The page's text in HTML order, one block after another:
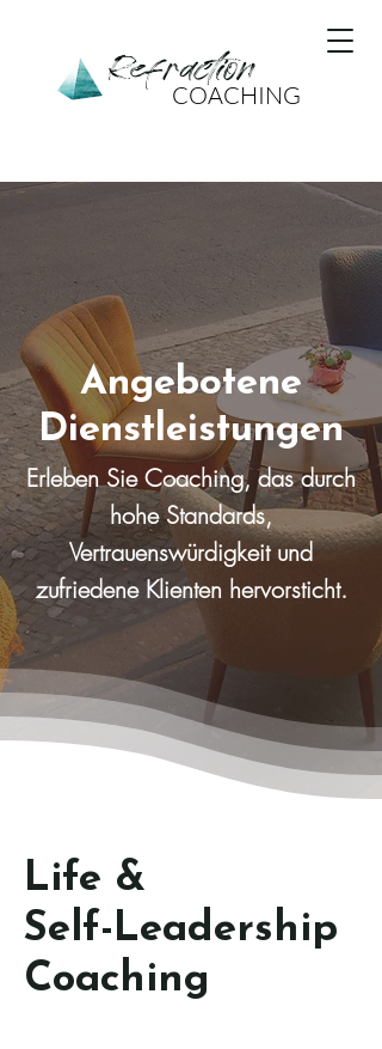
Refraction
COACHING
Angebotene
Dienstleistungen
Erleben Sie Coaching, das durch
hohe Standards,
Vertrauenswürdigkeit und
zufriedene Klienten hervorsticht.
Life &
Self-Leadership
Coaching